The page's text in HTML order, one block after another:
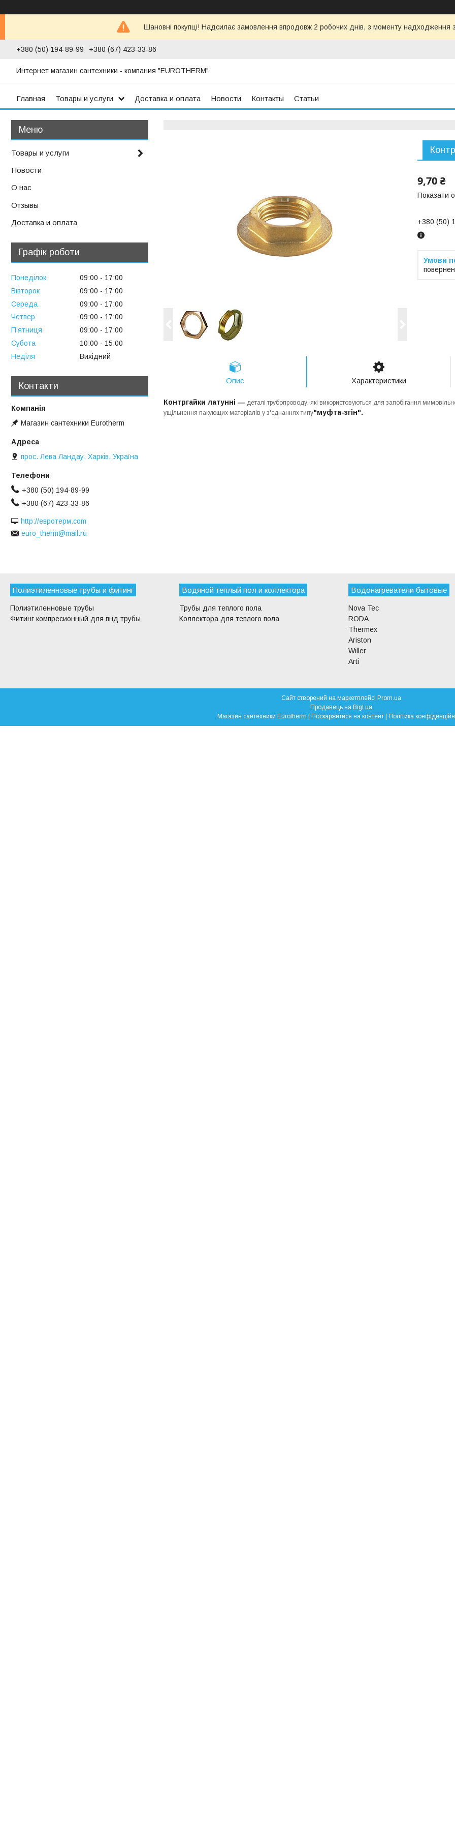
Шановні покупці! Надсилає замовлення впродовж 2 робочих днів, з моменту надходження
+380 (50) 194-89-99 +380 (67) 423-33-86
Интернет магазин сантехники - компания "EUROTHERM"
Главная Товары и услуги Доставка и оплата Новости Контакты Статьи
9,70 ₴
Показати
+380 (50)
Опис Характеристики
Контргайки латунні ― деталі трубопроводу, які використовуються для запобігання
ущільнення пакующих матеріалів у з'єднаннях типу"муфта-згін".
Товары и услуги
Новости
О нас
Отзывы
Доставка и оплата
Графік роботи
Понеділок 09:00
17:00
Вівторок
09:00
17:00
Середа
09:00
17:00
Четвер
09:00
17:00
Пʼятниця
09:00
17:00
Субота
10:00
15:00
Неділя
Вихідний
Контакти
Магазин сантехники Eurotherm
прос. Лева Ландау, Харків, Україна
+380 (50) 194-89-99
+380 (67) 423-33-86
http://евротерм.com
euro_therm@mail.ru
Полиэтиленновые трубы и фитинг
Полиэтиленновые трубы
Фитинг компресионный для пнд трубы
Водяной теплый пол и коллектора
Трубы для теплого пола
Коллектора для теплого пола
Водонагреватели бытовые
Nova Tec
RODA
Thermex
Ariston
Willer
Arti
Сайт створений на маркетплейсі Prom.ua
Продавець на Bigl.ua
Поскаржитися на контент Політика